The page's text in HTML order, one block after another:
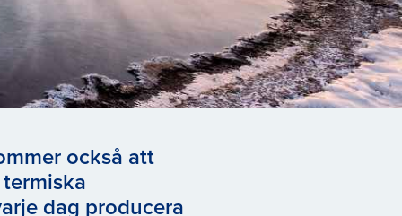
också att
dag producera